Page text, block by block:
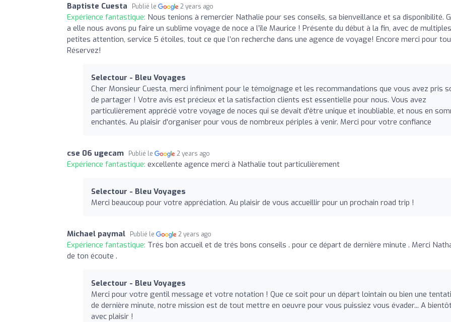
Baptiste Cuesta Publié le 2 years ago
Expérience fantastique: Nous tenions à remercier Nathalie pour ses conseils, sa bienveillance et sa disponibilité.
a elle nous avons pu faire un sublime voyage de noce a l’île Maurice ! Présente du début à la fin, avec de multiples
petites attention, service 5 étoiles, tout ce que l’on recherche dans une agence de voyage! Encore merci pour
Réservez!
Selectour - Bleu Voyages
Cher Monsieur Cuesta, merci infiniment pour le témoignage et les recommandations que vous avez pris
de partager ! Votre avis est précieux et la satisfaction clients est essentielle pour nous. Vous avez
particulièrement apprécié votre voyage de noces qui se devait d'être unique et inoubliable, et nous en
enchantés. Au plaisir d'organiser pour vous de nombreux périples à venir. Merci pour votre confiance
cse 06 ugecam Publié le 2 years ago
Expérience fantastique: excellente agence merci à Nathalie tout particulièrement
Selectour - Bleu Voyages
Merci beaucoup pour votre appréciation. Au plaisir de vous accueillir pour un prochain road trip !
Michael paymal Publié le 2 years ago
Expérience fantastique: Trés bon accueil et de trés bons conseils . pour ce départ de dernière minute . Merci
de ton écoute .
Selectour - Bleu Voyages
Merci pour votre gentil message et votre notation ! Que ce soit pour un départ lointain ou bien une
de dernière minute, notre mission est de tout mettre en oeuvre pour vous puissiez vous évader... A
avec plaisir !